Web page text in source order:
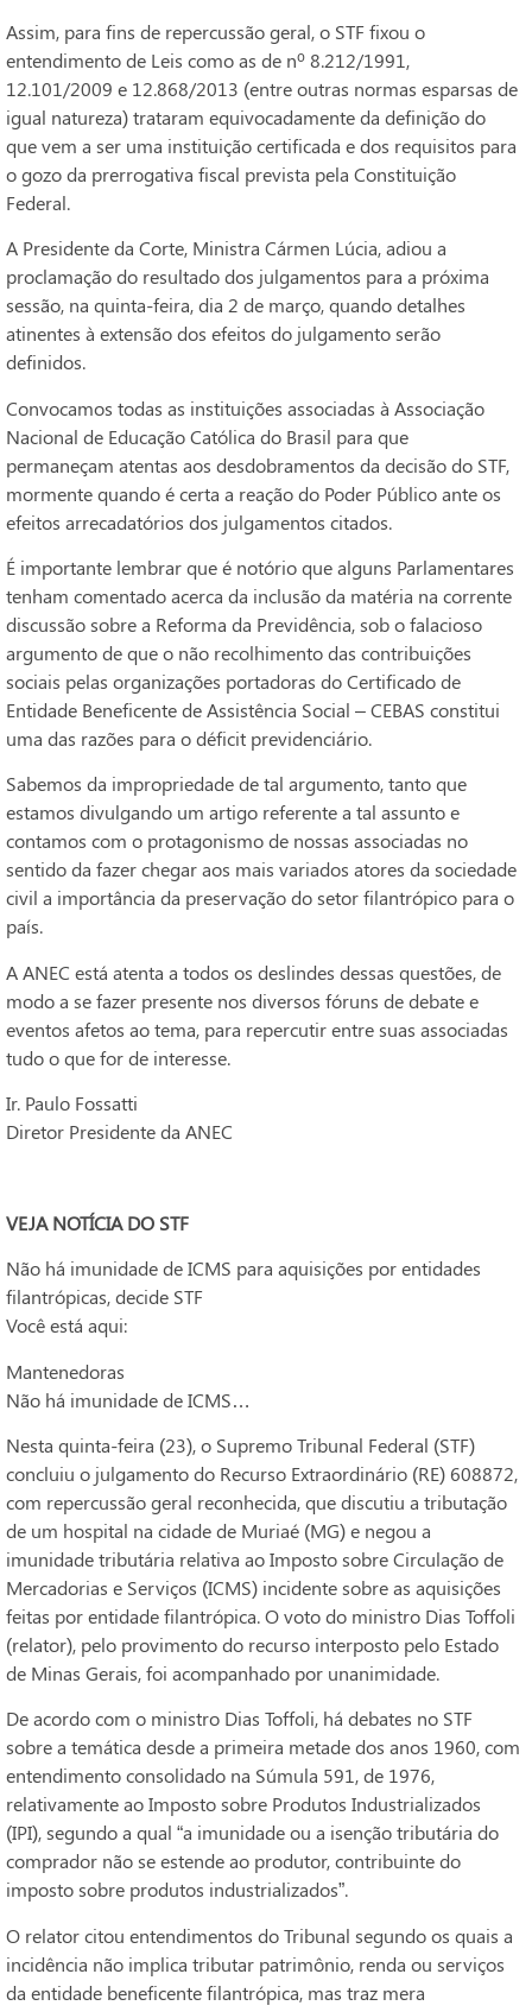
Assim, para fins de repercussão geral, o STF fixou o
entendimento de Leis como as de nº 8.212/1991,
12.101/2009 e 12.868/2013 (entre outras normas esparsas de
igual natureza) trataram equivocadamente da definição do
que vem a ser uma instituição certificada e dos requisitos para
o gozo da prerrogativa fiscal prevista pela Constituição
Federal.
A Presidente da Corte, Ministra Cármen Lúcia, adiou a
proclamação do resultado dos julgamentos para a próxima
sessão, na quinta-feira, dia 2 de março, quando detalhes
atinentes à extensão dos efeitos do julgamento serão
definidos.
Convocamos todas as instituições associadas à Associação
Nacional de Educação Católica do Brasil para que
permaneçam atentas aos desdobramentos da decisão do STF,
mormente quando é certa a reação do Poder Público ante os
efeitos arrecadatórios dos julgamentos citados.
É importante lembrar que é notório que alguns Parlamentares
tenham comentado acerca da inclusão da matéria na corrente
discussão sobre a Reforma da Previdência, sob o falacioso
argumento de que o não recolhimento das contribuições
sociais pelas organizações portadoras do Certificado de
Entidade Beneficente de Assistência Social – CEBAS constitui
uma das razões para o déficit previdenciário.
Sabemos da impropriedade de tal argumento, tanto que
estamos divulgando um artigo referente a tal assunto e
contamos com o protagonismo de nossas associadas no
sentido da fazer chegar aos mais variados atores da sociedade
civil a importância da preservação do setor filantrópico para o
país.
A ANEC está atenta a todos os deslindes dessas questões, de
modo a se fazer presente nos diversos fóruns de debate e
eventos afetos ao tema, para repercutir entre suas associadas
tudo o que for de interesse.
Ir. Paulo Fossatti
Diretor Presidente da ANEC
VEJA NOTÍCIA DO STF
Não há imunidade de ICMS para aquisições por entidades
filantrópicas, decide STF
Você está aqui:
Mantenedoras
Não há imunidade de ICMS…
Nesta quinta-feira (23), o Supremo Tribunal Federal (STF)
concluiu o julgamento do Recurso Extraordinário (RE) 608872,
com repercussão geral reconhecida, que discutiu a tributação
de um hospital na cidade de Muriaé (MG) e negou a
imunidade tributária relativa ao Imposto sobre Circulação de
Mercadorias e Serviços (ICMS) incidente sobre as aquisições
feitas por entidade filantrópica. O voto do ministro Dias Toffoli
(relator), pelo provimento do recurso interposto pelo Estado
de Minas Gerais, foi acompanhado por unanimidade.
De acordo com o ministro Dias Toffoli, há debates no STF
sobre a temática desde a primeira metade dos anos 1960, com
entendimento consolidado na Súmula 591, de 1976,
relativamente ao Imposto sobre Produtos Industrializados
(IPI), segundo a qual “a imunidade ou a isenção tributária do
comprador não se estende ao produtor, contribuinte do
imposto sobre produtos industrializados”.
O relator citou entendimentos do Tribunal segundo os quais a
incidência não implica tributar patrimônio, renda ou serviços
da entidade beneficente filantrópica, mas traz mera